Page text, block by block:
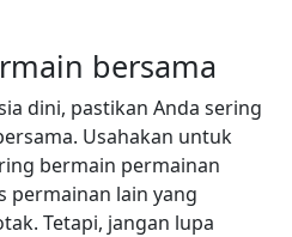
bersama
dini, pastikan Anda sering
Usahakan untuk
bermain permainan
permainan lain yang
Tetapi, jangan lupa